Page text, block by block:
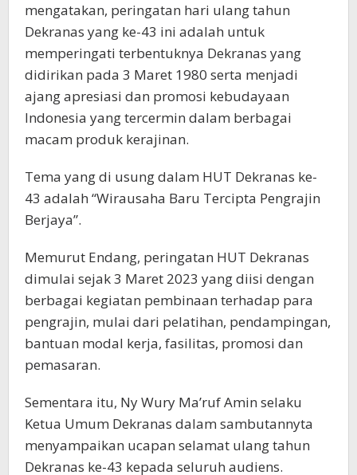
mengatakan, peringatan hari ulang tahun
Dekranas yang ke-43 ini adalah untuk
memperingati terbentuknya Dekranas yang
didirikan pada 3 Maret 1980 serta menjadi
ajang apresiasi dan promosi kebudayaan
Indonesia yang tercermin dalam berbagai
macam produk kerajinan.
Tema yang di usung dalam HUT Dekranas ke-
43 adalah “Wirausaha Baru Tercipta Pengrajin
Berjaya”.
Memurut Endang, peringatan HUT Dekranas
dimulai sejak 3 Maret 2023 yang diisi dengan
berbagai kegiatan pembinaan terhadap para
pengrajin, mulai dari pelatihan, pendampingan,
bantuan modal kerja, fasilitas, promosi dan
pemasaran.
Sementara itu, Ny Wury Ma’ruf Amin selaku
Ketua Umum Dekranas dalam sambutannyta
menyampaikan ucapan selamat ulang tahun
Dekranas ke-43 kepada seluruh audiens.